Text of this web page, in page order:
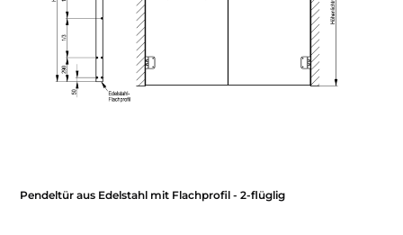
Pendeltür aus Edelstahl mit Flachprofil - 2-flüglig